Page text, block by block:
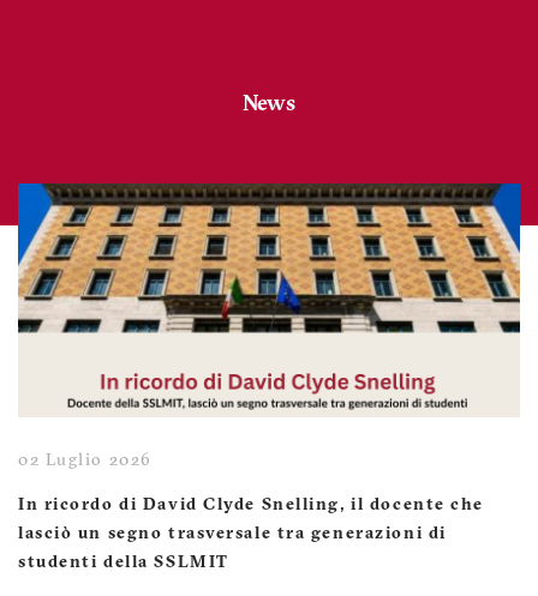
News
02 Luglio 2026
In ricordo di David Clyde Snelling, il docente che
lasciò un segno trasversale tra generazioni di
studenti della SSLMIT